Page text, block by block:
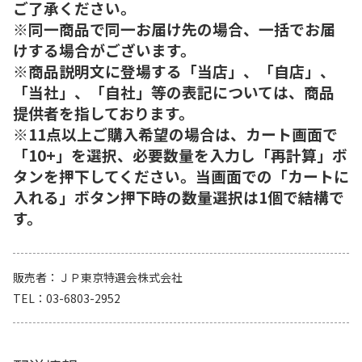
ご了承ください。
※同一商品で同一お届け先の場合、一括でお届
けする場合がございます。
※商品説明文に登場する「当店」、「自店」、
「当社」、「自社」等の表記については、商品
提供者を指しております。
※11点以上ご購入希望の場合は、カート画面で
「10+」を選択、必要数量を入力し「再計算」ボ
タンを押下してください。当画面での「カートに
入れる」ボタン押下時の数量選択は1個で結構で
す。
販売者
ＪＰ東京特選会株式会社
TEL
03-6803-2952